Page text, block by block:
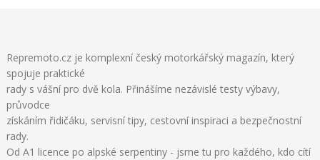
Repremoto.cz je komplexní český motorkářský magazín, který
spojuje praktické
rady s vášní pro dvě kola. Přinášíme nezávislé testy výbavy,
průvodce
získáním řidičáku, servisní tipy, cestovní inspiraci a bezpečnostní
rady.
Od A1 licence po alpské serpentiny - jsme tu pro každého, kdo cítí